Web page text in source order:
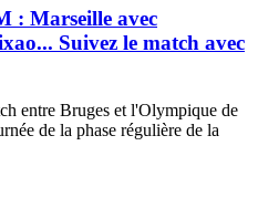
: Marseille avec
Suivez le match avec
entre Bruges et l'Olympique de
de la phase régulière de la